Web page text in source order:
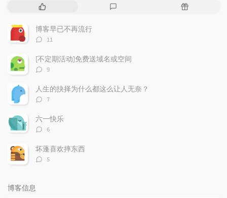
热
文
章
随
博客早已不再流行
评
数：
11
[不定期活动]免费送域名或空间
评
数：
9
人生的抉择为什么都这么让人无奈？
评
数：
7
六一快乐
评
数：
6
坏蓬喜欢摔东西
评
5
博客信息